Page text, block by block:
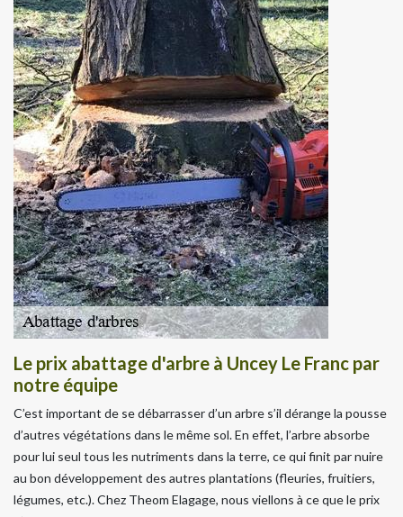
Le prix abattage d'arbre à Uncey Le Franc par
notre équipe
C’est important de se débarrasser d’un arbre s’il dérange la pousse
d’autres végétations dans le même sol. En effet, l’arbre absorbe
pour lui seul tous les nutriments dans la terre, ce qui finit par nuire
au bon développement des autres plantations (fleuries, fruitiers,
légumes, etc.). Chez Theom Elagage, nous viellons à ce que le prix